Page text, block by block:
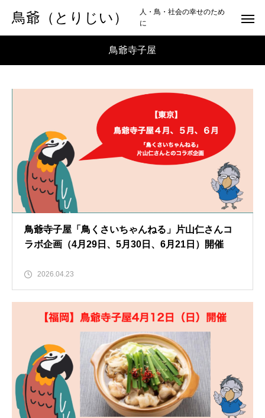
鳥爺（とりじい）
人・鳥・社会の幸せのため
に
鳥爺寺子屋
鳥爺寺子屋「鳥くさいちゃんねる」片山仁さんコ
ラボ企画（4月29日、5月30日、6月21日）開催
2026.04.23